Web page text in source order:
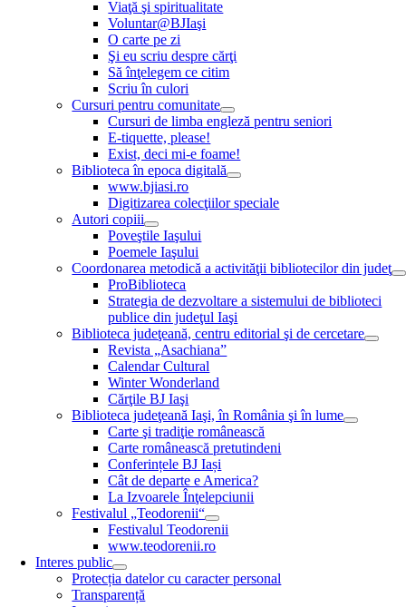
Viaţă şi spiritualitate
Voluntar@BJIaşi
O carte pe zi
Şi eu scriu despre cărţi
Să înţelegem ce citim
Scriu în culori
Cursuri pentru comunitate
Cursuri de limba engleză pentru seniori
E-tiquette, please!
Exist, deci mi-e foame!
Biblioteca în epoca digitală
www.bjiasi.ro
Digitizarea colecţiilor speciale
Autori copiii
Poveştile Iaşului
Poemele Iaşului
Coordonarea metodică a activităţii bibliotecilor din judeţ
ProBiblioteca
Strategia de dezvoltare a sistemului de biblioteci
publice din judeţul Iaşi
Biblioteca judeţeană, centru editorial şi de cercetare
Revista „Asachiana”
Calendar Cultural
Winter Wonderland
Cărţile BJ Iaşi
Biblioteca judeţeană Iaşi, în România şi în lume
Carte şi tradiţie românească
Carte românească pretutindeni
Conferințele BJ Iași
Cât de departe e America?
La Izvoarele Înţelepciunii
Festivalul „Teodorenii“
Festivalul Teodorenii
www.teodorenii.ro
Interes public
Protecția datelor cu caracter personal
Transparență